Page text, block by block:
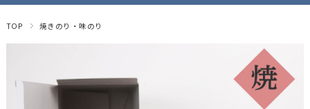
TOP 焼きのり・味のり